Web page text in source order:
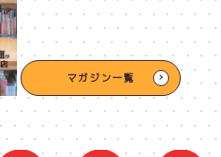
マガジン一覧